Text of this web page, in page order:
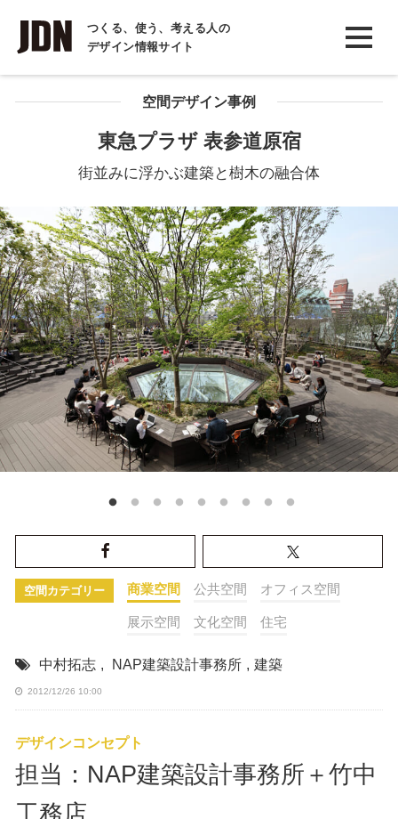
つくる、使う、考える人の
デザイン情報サイト
INTERVIEW
インタビュー
REPORT
COLUMN
空間デザイン事例
東急プラザ 表参道原宿
街並みに浮かぶ建築と樹木の融合体
空間カテゴリー 商業空間 公共空間 オフィス空間
展示空間 文化空間 住宅
中村拓志 , NAP建築設計事務所 , 建築
2012/12/26 10:00
デザインコンセプト
担当：NAP建築設計事務所＋竹中
工務店